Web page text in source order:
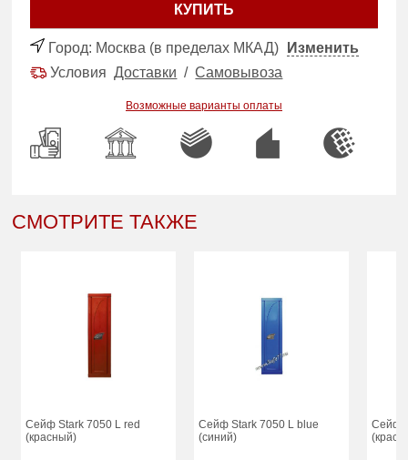
КУПИТЬ
Город: Москва (в пределах МКАД)
Изменить
УсловияДоставки /Самовывоза
Возможные варианты оплаты
СМОТРИТЕ ТАКЖЕ
Сейф Stark 7050 L red
(красный)
Сейф Stark 7050 L blue
(синий)
Сейф